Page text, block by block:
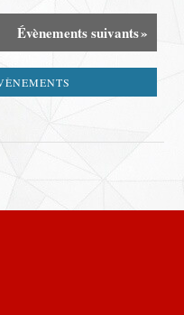
Évènements suivants»